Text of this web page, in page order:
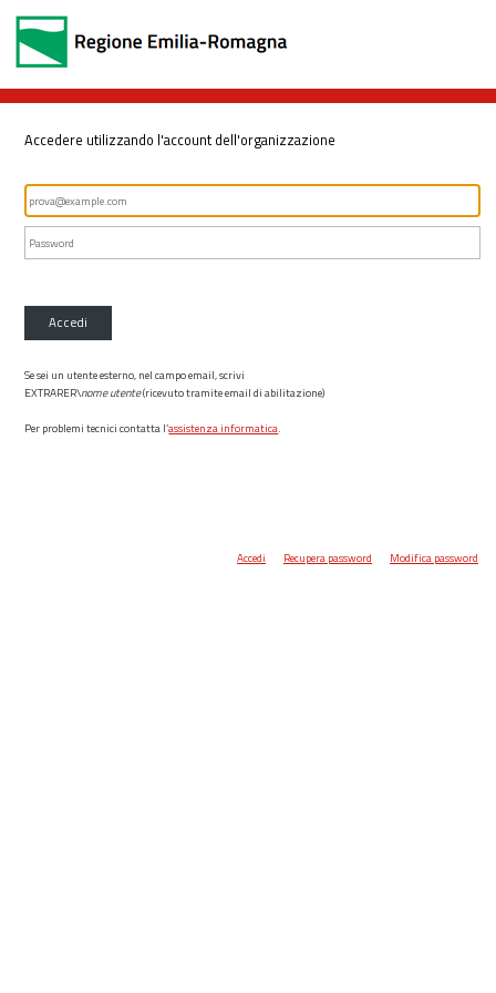
Accedere utilizzando l'account dell'organizzazione
Accedi
Se sei un utente esterno, nel campo email, scrivi
EXTRARER\nome utente(ricevuto tramite email di abilitazione)
Per problemi tecnici contatta l’assistenza informatica.
Accedi Recupera password Modifica password